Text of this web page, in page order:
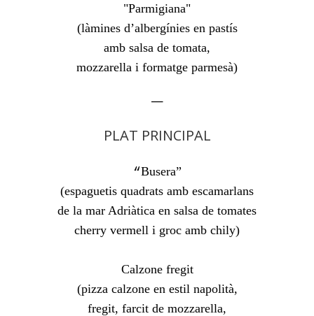
"Parmigiana"
(làmines d’albergínies en pastís
amb salsa de tomata,
mozzarella i formatge parmesà)
—
PLAT PRINCIPAL
“Busera”
(espaguetis quadrats amb escamarlans
de la mar Adriàtica en salsa de tomates
Calzone fregit
(pizza calzone en estil napolità,
fregit, farcit de mozzarella,